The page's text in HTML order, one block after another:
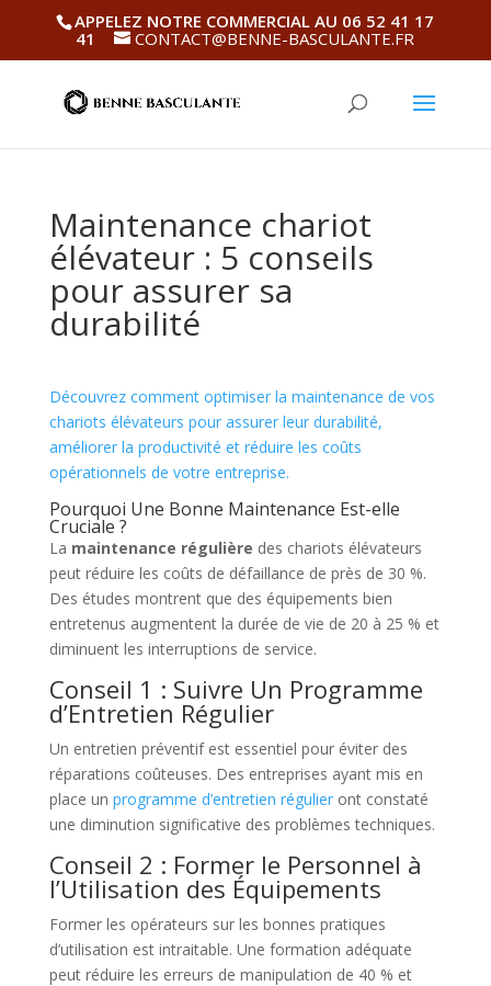
APPELEZ NOTRE COMMERCIAL AU 06 52 41 17
41
CONTACT@BENNE-BASCULANTE.FR
Maintenance chariot
élévateur : 5 conseils
pour assurer sa
durabilité
Découvrez comment optimiser la maintenance de vos
chariots élévateurs pour assurer leur durabilité,
améliorer la productivité et réduire les coûts
opérationnels de votre entreprise.
Pourquoi Une Bonne Maintenance Est-elle
Cruciale ?
La maintenance régulière des chariots élévateurs
peut réduire les coûts de défaillance de près de 30 %.
Des études montrent que des équipements bien
entretenus augmentent la durée de vie de 20 à 25 % et
diminuent les interruptions de service.
Conseil 1 : Suivre Un Programme
d’Entretien Régulier
Un entretien préventif est essentiel pour éviter des
réparations coûteuses. Des entreprises ayant mis en
place un programme d’entretien régulieront constaté
une diminution significative des problèmes techniques.
Conseil 2 : Former le Personnel à
l’Utilisation des Équipements
Former les opérateurs sur les bonnes pratiques
d’utilisation est intraitable. Une formation adéquate
peut réduire les erreurs de manipulation de 40 % et